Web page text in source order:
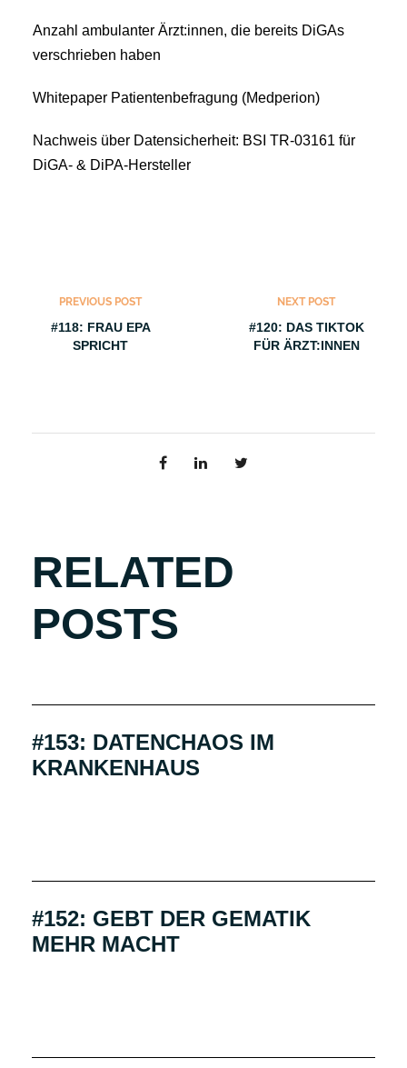
Anzahl ambulanter Ärzt:innen, die bereits DiGAs
verschrieben haben
Whitepaper Patientenbefragung (Medperion)
Nachweis über Datensicherheit: BSI TR-03161 für
DiGA- & DiPA-Hersteller
PREVIOUS POST
#118: FRAU EPA
SPRICHT
NEXT POST
#120: DAS TIKTOK
FÜR ÄRZT:INNEN
RELATED
POSTS
#153: DATENCHAOS IM
KRANKENHAUS
#152: GEBT DER GEMATIK
MEHR MACHT